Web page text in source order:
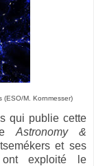
M. Kornmesser)
qui publie cette
Astronomy &
et ses
exploité le